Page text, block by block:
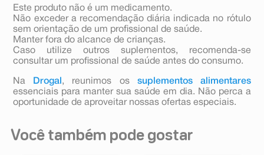
Este produto não é um medicamento.
Não exceder a recomendação diária indicada no rótulo
sem orientação de um profissional de saúde.
Manter fora do alcance de crianças.
Caso utilize outros suplementos, recomenda-se
consultar um profissional de saúde antes do consumo.
Na Drogal , reunimos os suplementos alimentares
essenciais para manter sua saúde em dia. Não perca a
oportunidade de aproveitar nossas ofertas especiais.
Você também pode gostar